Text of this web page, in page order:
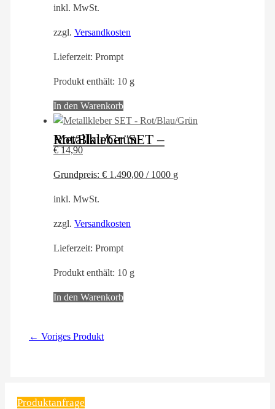
inkl. MwSt.
zzgl. Versandkosten
Lieferzeit: Prompt
Produkt enthält: 10 g
In den Warenkorb
Metallkleber SET – Rot/Blau/Grün
€14,90
Grundpreis: € 1.490,00 / 1000 g
inkl. MwSt.
zzgl. Versandkosten
Lieferzeit: Prompt
Produkt enthält: 10 g
In den Warenkorb
← Voriges Produkt
Produktanfrage